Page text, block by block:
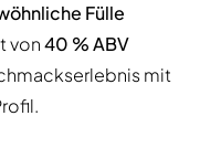
Fülle
von40 % ABV
mit